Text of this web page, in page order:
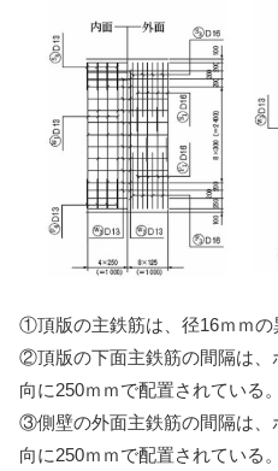
①頂版の主鉄筋は、径16ｍｍの
②頂版の下面主鉄筋の間隔は、
向に250ｍｍで配置されている。
③側壁の外面主鉄筋の間隔は、
向に250ｍｍで配置されている。